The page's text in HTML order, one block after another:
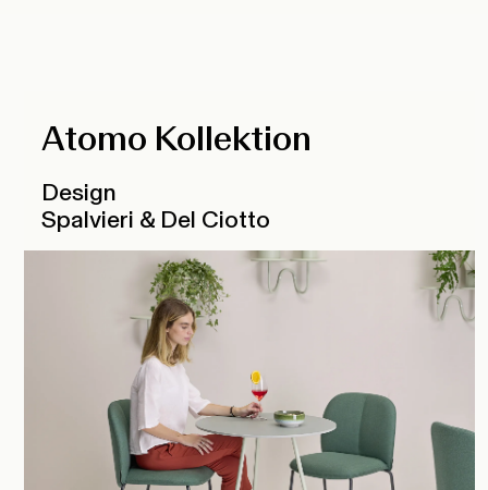
Atomo Kollektion
Design
Spalvieri & Del Ciotto